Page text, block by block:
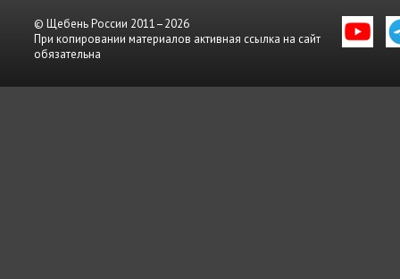
© Щебень России 2011–2026
При копировании материалов активная ссылка на сайт
обязательна